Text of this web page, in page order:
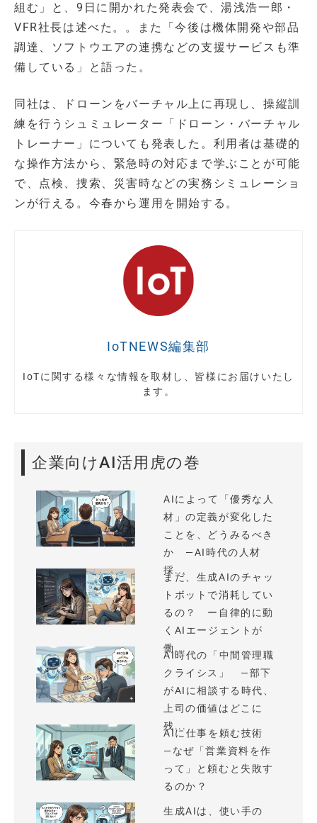
組む」と、9日に開かれた発表会で、湯浅浩一郎・
VFR社長は述べた。。また「今後は機体開発や部品
調達、ソフトウエアの連携などの支援サービスも準
備している」と語った。
同社は、ドローンをバーチャル上に再現し、操縦訓
練を行うシュミュレーター「ドローン・バーチャル
トレーナー」についても発表した。利用者は基礎的
な操作方法から、緊急時の対応まで学ぶことが可能
で、点検、捜索、災害時などの実務シミュレーショ
ンが行える。今春から運用を開始する。
IoTNEWS編集部
IoTに関する様々な情報を取材し、皆様にお届けいたし
ます。
企業向けAI活用虎の巻
AIによって「優秀な人
材」の定義が変化した
ことを、どうみるべき
か —AI時代の人材
採...
まだ、生成AIのチャッ
トボットで消耗してい
るの？ ー自律的に動
くAIエージェントが
働...
AI時代の「中間管理職
クライシス」 —部下
がAIに相談する時代、
上司の価値はどこに
残...
AIに仕事を頼む技術
—なぜ「営業資料を作
って」と頼むと失敗す
るのか？
生成AIは、使い手の